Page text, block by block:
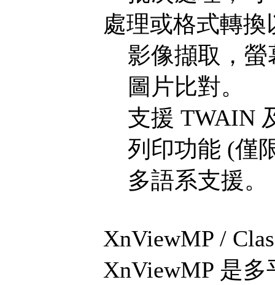
處理或格式轉
影像擷取，螢
圖片比對。
支援 TWAIN
列印功能 (僅
多語系支援。
XnViewMP /
XnViewMP 是